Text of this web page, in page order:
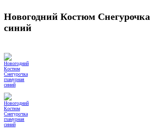
Новогодний Костюм
синий